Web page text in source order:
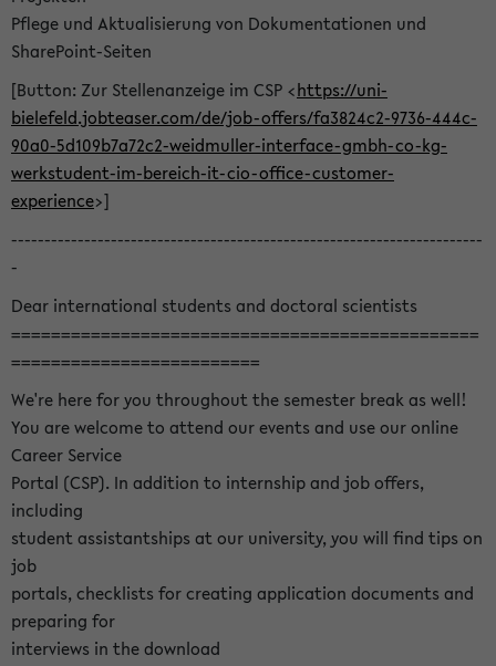
Pflege und Aktualisierung von Dokumentationen und
SharePoint-Seiten
[Button: Zur Stellenanzeige im CSP <https://uni-
bielefeld.jobteaser.com/de/job-offers/fa3824c2-9736-444c-
90a0-5d109b7a72c2-weidmuller-interface-gmbh-co-kg-
werkstudent-im-bereich-it-cio-office-customer-
experience>]
-----------------------------------------------------------------------
-
Dear international students and doctoral scientists
===============================================
=========================
We're here for you throughout the semester break as well!
You are welcome to attend our events and use our online
Career Service
Portal (CSP). In addition to internship and job offers,
including
student assistantships at our university, you will find tips on
job
portals, checklists for creating application documents and
preparing for
interviews in the download